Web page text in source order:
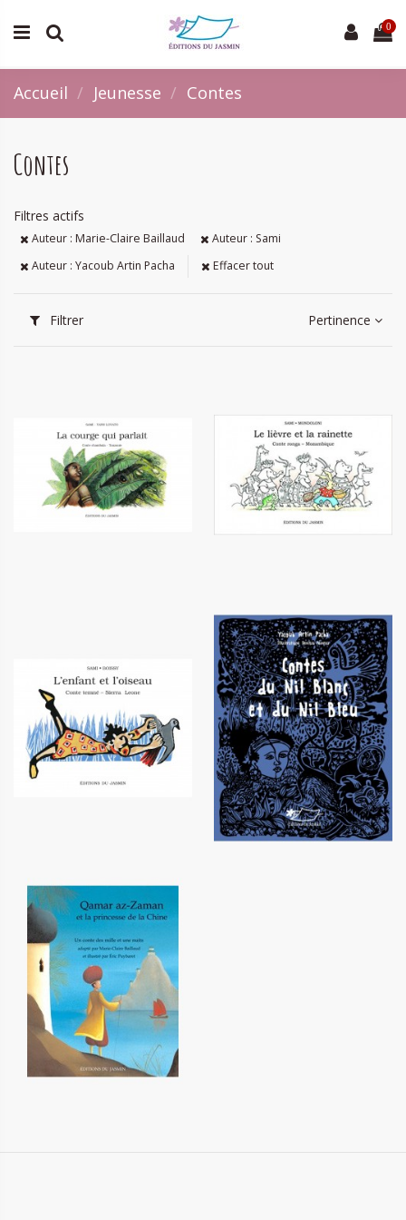
0
Accueil Jeunesse Contes
Contes
Filtres actifs
Auteur : Marie-Claire Baillaud
Auteur : Sami
Auteur : Yacoub Artin Pacha
Effacer tout
Filtrer Pertinence
La courge qui parlait
6,10 €
Le lièvre et la rainette
6,10 €
L'enfant et l'oiseau
6,10 €
Contes du Nil Blanc et du Nil
Bleu
12,00 €
Qamar az-Zaman et la
princesse de la Chine
12,20 €